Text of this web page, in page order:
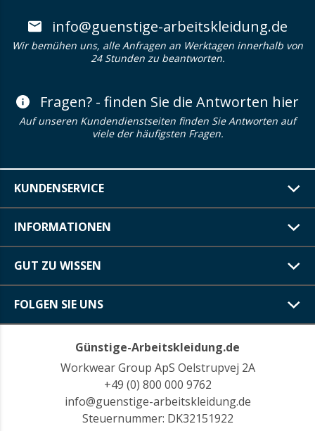
info@guenstige-arbeitskleidung.de
Wir bemühen uns, alle Anfragen an Werktagen innerhalb von
24 Stunden zu beantworten.
Fragen? - finden Sie die Antworten hier
Auf unseren Kundendienstseiten finden Sie Antworten auf
viele der häufigsten Fragen.
KUNDENSERVICE
INFORMATIONEN
GUT ZU WISSEN
FOLGEN SIE UNS
Günstige-Arbeitskleidung.de
Workwear Group ApS Oelstrupvej 2A
+49 (0) 800 000 9762
info@guenstige-arbeitskleidung.de
Steuernummer: DK32151922